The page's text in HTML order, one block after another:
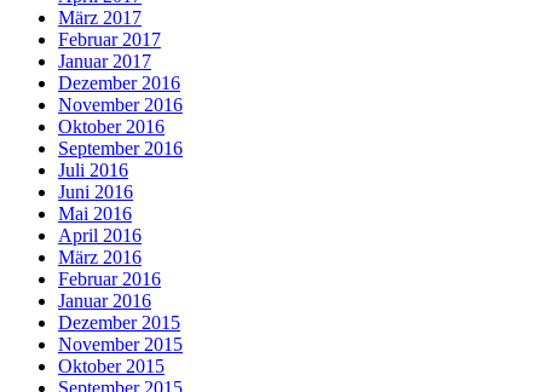
März 2017
Februar 2017
Januar 2017
Dezember 2016
November 2016
Oktober 2016
September 2016
Juli 2016
Juni 2016
Mai 2016
April 2016
März 2016
Februar 2016
Januar 2016
Dezember 2015
November 2015
Oktober 2015
September 2015